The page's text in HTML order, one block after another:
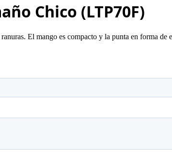
Chico (LTP70F)
El mango es compacto y la punta en forma